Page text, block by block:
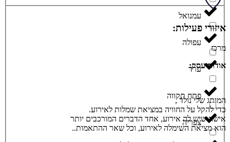
עמנואל
עפולה
ערד
פתח תקווה
צפריה
איזורי פעילות:
מרכז
אודות עסק:
המותג שלי נולד ,
כדי להקל על החוויה במציאת שמלות לאירוע.
אישה שיש לה אירוע, אחד הדברים המורכבים יותר
הוא מציאת השימלה לאירוע, וכל שאר ההתאמות..